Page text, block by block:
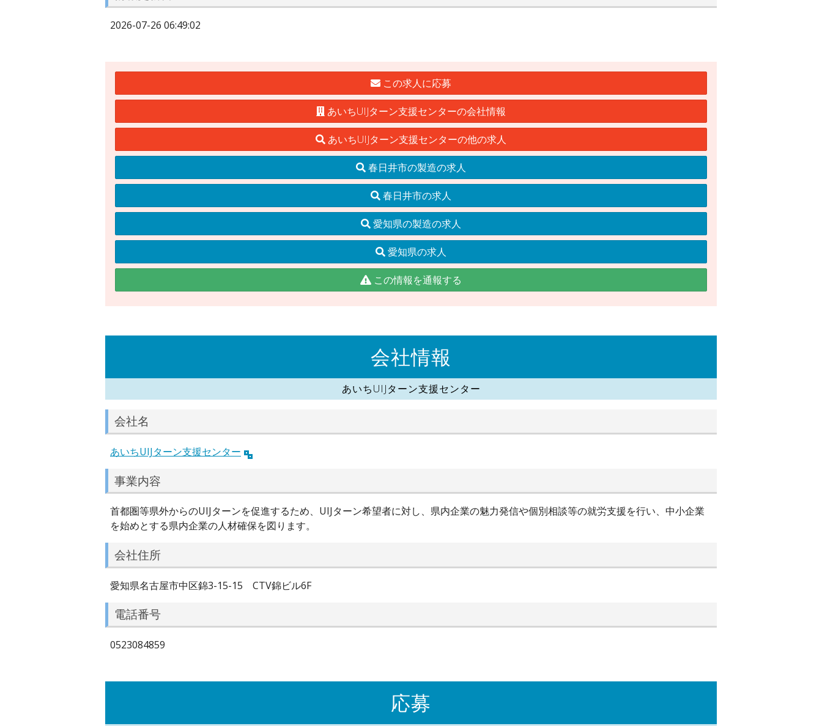
2026-07-26 06:49:02
この求人に応募
あいちUIJターン支援センターの会社情報
あいちUIJターン支援センターの他の求人
春日井市の製造の求人
春日井市の求人
愛知県の製造の求人
愛知県の求人
この情報を通報する
会社情報
あいちUIJターン支援センター
会社名
あいちUIJターン支援センター
事業内容
首都圏等県外からのUIJターンを促進するため、UIJターン希望者に対し、県内企業の魅力発信や個別相談等の就労支援を行い、中小企業
を始めとする県内企業の人材確保を図ります。
会社住所
愛知県名古屋市中区錦3-15-15 CTV錦ビル6F
電話番号
0523084859
応募